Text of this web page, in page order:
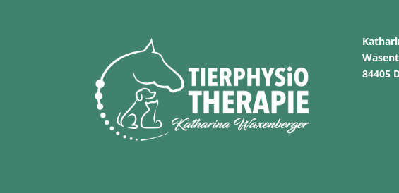
84405